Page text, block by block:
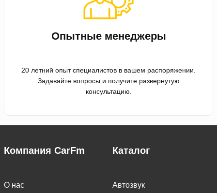
Опытные менеджеры
20 летний опыт специалистов в вашем распоряжении.
Задавайте вопросы и получите развернутую
консультацию.
Компания CarFm
О нас
Каталог
Автозвук